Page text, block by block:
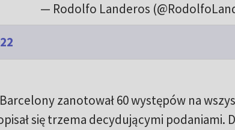
— Rodolfo Landeros
zanotował 60 występów na
się trzema decydującymi podaniami.